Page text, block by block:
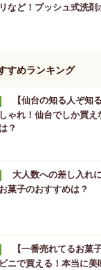
など！プッシュ式洗剤
すめランキング
【仙台の知る人ぞ知
ゃれ！仙台でしか買え
？
大人数への差し入れ
菓子のおすすめは？
【一番売れてるお菓
ニで買える！本当に